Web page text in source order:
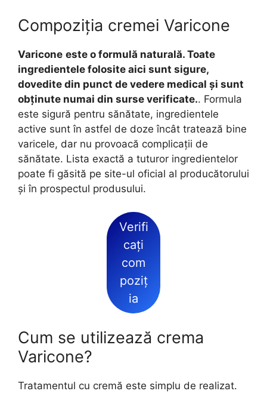
Compoziția cremei Varicone
Varicone este o formulă naturală. Toate
ingredientele folosite aici sunt sigure,
dovedite din punct de vedere medical și sunt
obținute numai din surse verificate.. Formula
este sigură pentru sănătate, ingredientele
active sunt în astfel de doze încât tratează bine
varicele, dar nu provoacă complicații de
sănătate. Lista exactă a tuturor ingredientelor
poate fi găsită pe site-ul oficial al producătorului
și în prospectul produsului.
Verifi
cați
com
poziț
ia
Cum se utilizează crema
Varicone?
Tratamentul cu cremă este simplu de realizat.